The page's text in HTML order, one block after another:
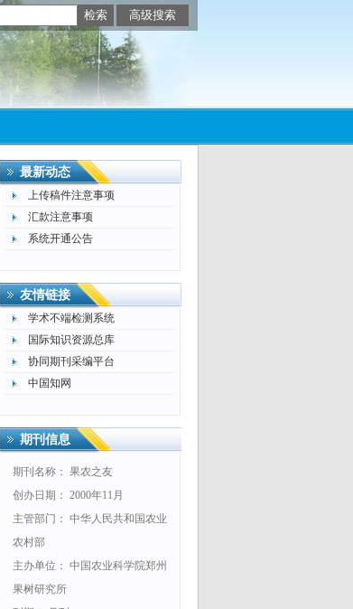
最新动态
上传稿件注意事项
汇款注意事项
系统开通公告
友情链接
学术不端检测系统
国际知识资源总库
协同期刊采编平台
中国知网
期刊信息
期刊名称： 果农之友
创办日期： 2000年11月
主管部门： 中华人民共和国农业
农村部
主办单位： 中国农业科学院郑州
果树研究所